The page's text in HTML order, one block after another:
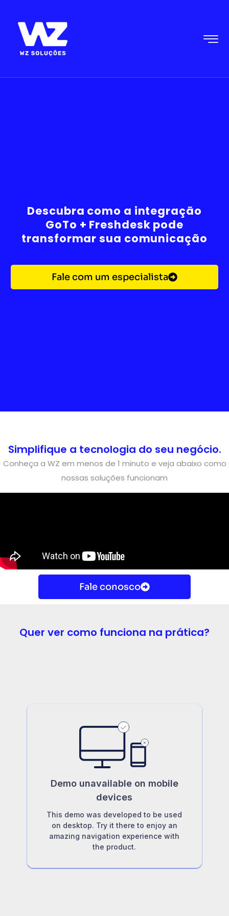
Descubra como a integração
GoTo + Freshdesk pode
transformar sua comunicação
Fale com um especialista
Simplifique a tecnologia do seu negócio.
Conheça a WZ em menos de 1 minuto e veja abaixo como
nossas soluções funcionam
Fale conosco
Quer ver como funciona na prática?